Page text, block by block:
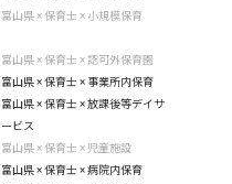
富山県 × 保育士 × 小規模保育
富山県 × 保育士 × 認可外保育園
富山県 × 保育士 × 事業所内保育
富山県 × 保育士 × 放課後等デイサ
ービス
富山県 × 保育士 × 児童施設
富山県 × 保育士 × 病院内保育